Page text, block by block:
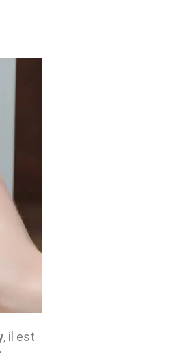
, il est